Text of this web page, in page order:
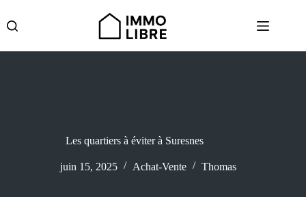
contenu
Les quartiers à éviter à Suresnes
juin 15, 2025 Achat-Vente Thomas